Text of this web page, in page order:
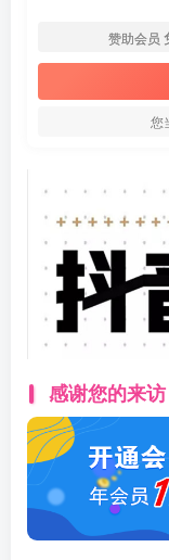
赞助会员
您
感谢您的来